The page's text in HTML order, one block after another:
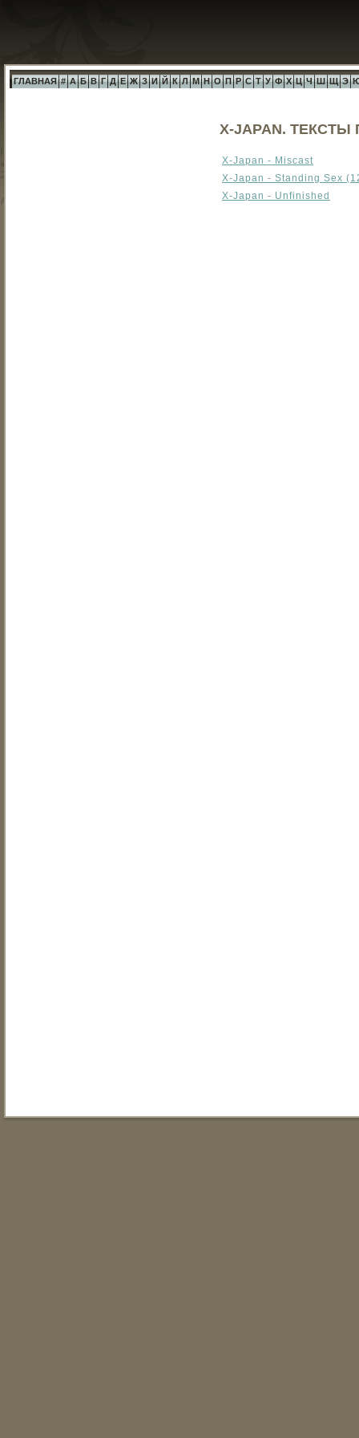
ГЛАВНАЯ # А Б В Г Д Е Ж З И Й К Л М Н О П Р С Т У Ф Х Ц Ч Ш Щ Э
X-JAPAN. ТЕКСТЫ
X-Japan - Miscast
X-Japan - Standing Sex
X-Japan - Unfinished